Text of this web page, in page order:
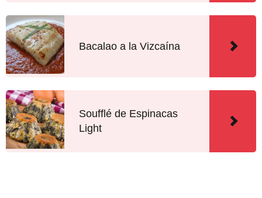
Bacalao a la Vizcaína
Soufflé de Espinacas
Light